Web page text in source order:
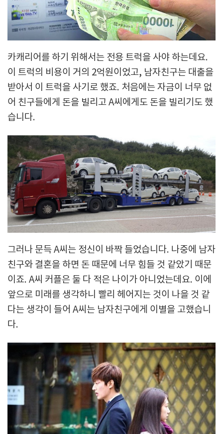
카캐리어를 하기 위해서는 전용 트럭을 사야 하는데요.
이 트럭의 비용이 거의 2억원이었고, 남자친구는 대출을
받아서 이 트럭을 사기로 했죠. 처음에는 자금이 너무 없
어 친구들에게 돈을 빌리고 A씨에게도 돈을 빌리기도 했
습니다.
그러나 문득 A씨는 정신이 바짝 들었습니다. 나중에 남자
친구와 결혼을 하면 돈 때문에 너무 힘들 것 같았기 때문
이죠. A씨 커플은 둘 다 적은 나이가 아니었는데요. 이에
앞으로 미래를 생각하니 빨리 헤어지는 것이 나을 것 같
다는 생각이 들어 A씨는 남자친구에게 이별을 고했습니
다.